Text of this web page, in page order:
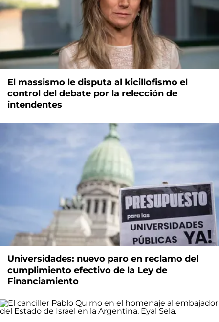
El massismo le disputa al kicillofismo el
control del debate por la relección de
intendentes
Universidades: nuevo paro en reclamo del
cumplimiento efectivo de la Ley de
Financiamiento